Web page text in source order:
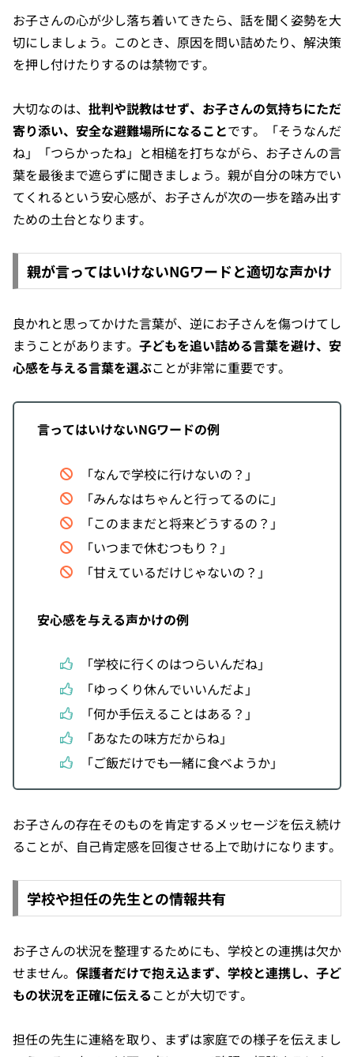
お子さんの心が少し落ち着いてきたら、話を聞く姿勢を大
切にしましょう。このとき、原因を問い詰めたり、解決策
を押し付けたりするのは禁物です。
大切なのは、 批判や説教はせず、お子さんの気持ちにただ
寄り添い、安全な避難場所になることです。「そうなんだ
ね」「つらかったね」と相槌を打ちながら、お子さんの言
葉を最後まで遮らずに聞きましょう。親が自分の味方でい
てくれるという安心感が、お子さんが次の一歩を踏み出す
ための土台となります。
親が言ってはいけないNGワードと適切な声かけ
良かれと思ってかけた言葉が、逆にお子さんを傷つけてし
まうことがあります。 子どもを追い詰める言葉を避け、安
心感を与える言葉を選ぶことが非常に重要です。
言ってはいけないNGワードの例
「なんで学校に行けないの？」
「みんなはちゃんと行ってるのに」
「このままだと将来どうするの？」
「いつまで休むつもり？」
「甘えているだけじゃないの？」
安心感を与える声かけの例
「学校に行くのはつらいんだね」
「ゆっくり休んでいいんだよ」
「何か手伝えることはある？」
「あなたの味方だからね」
「ご飯だけでも一緒に食べようか」
お子さんの存在そのものを肯定するメッセージを伝え続け
ることが、自己肯定感を回復させる上で助けになります。
学校や担任の先生との情報共有
お子さんの状況を整理するためにも、学校との連携は欠か
せません。 保護者だけで抱え込まず、学校と連携し、子ど
もの状況を正確に伝えることが大切です。
担任の先生に連絡を取り、まずは家庭での様子を伝えまし